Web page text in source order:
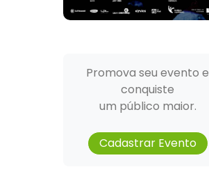
Promova seu evento e
conquiste
um público maior.
Cadastrar Evento